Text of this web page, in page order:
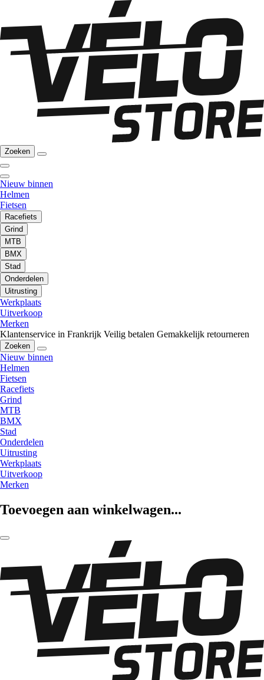
Zoeken
Nieuw binnen
Helmen
Fietsen
Racefiets
Grind
MTB
BMX
Stad
Onderdelen
Uitrusting
Werkplaats
Uitverkoop
Merken
Klantenservice in Frankrijk Veilig betalen Gemakkelijk retourneren
Zoeken
Nieuw binnen
Helmen
Fietsen
Racefiets
Grind
MTB
BMX
Stad
Onderdelen
Uitrusting
Werkplaats
Uitverkoop
Merken
Toevoegen aan winkelwagen...